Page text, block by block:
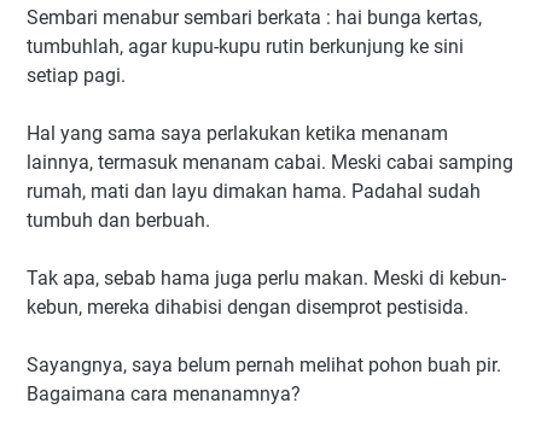
Sembari menabur sembari berkata : hai bunga kertas,
tumbuhlah, agar kupu-kupu rutin berkunjung ke sini
setiap pagi.
Hal yang sama saya perlakukan ketika menanam
lainnya, termasuk menanam cabai. Meski cabai samping
rumah, mati dan layu dimakan hama. Padahal sudah
tumbuh dan berbuah.
Tak apa, sebab hama juga perlu makan. Meski di kebun-
kebun, mereka dihabisi dengan disemprot pestisida.
Sayangnya, saya belum pernah melihat pohon buah pir.
Bagaimana cara menanamnya?